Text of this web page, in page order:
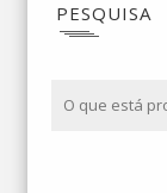
PESQUISA